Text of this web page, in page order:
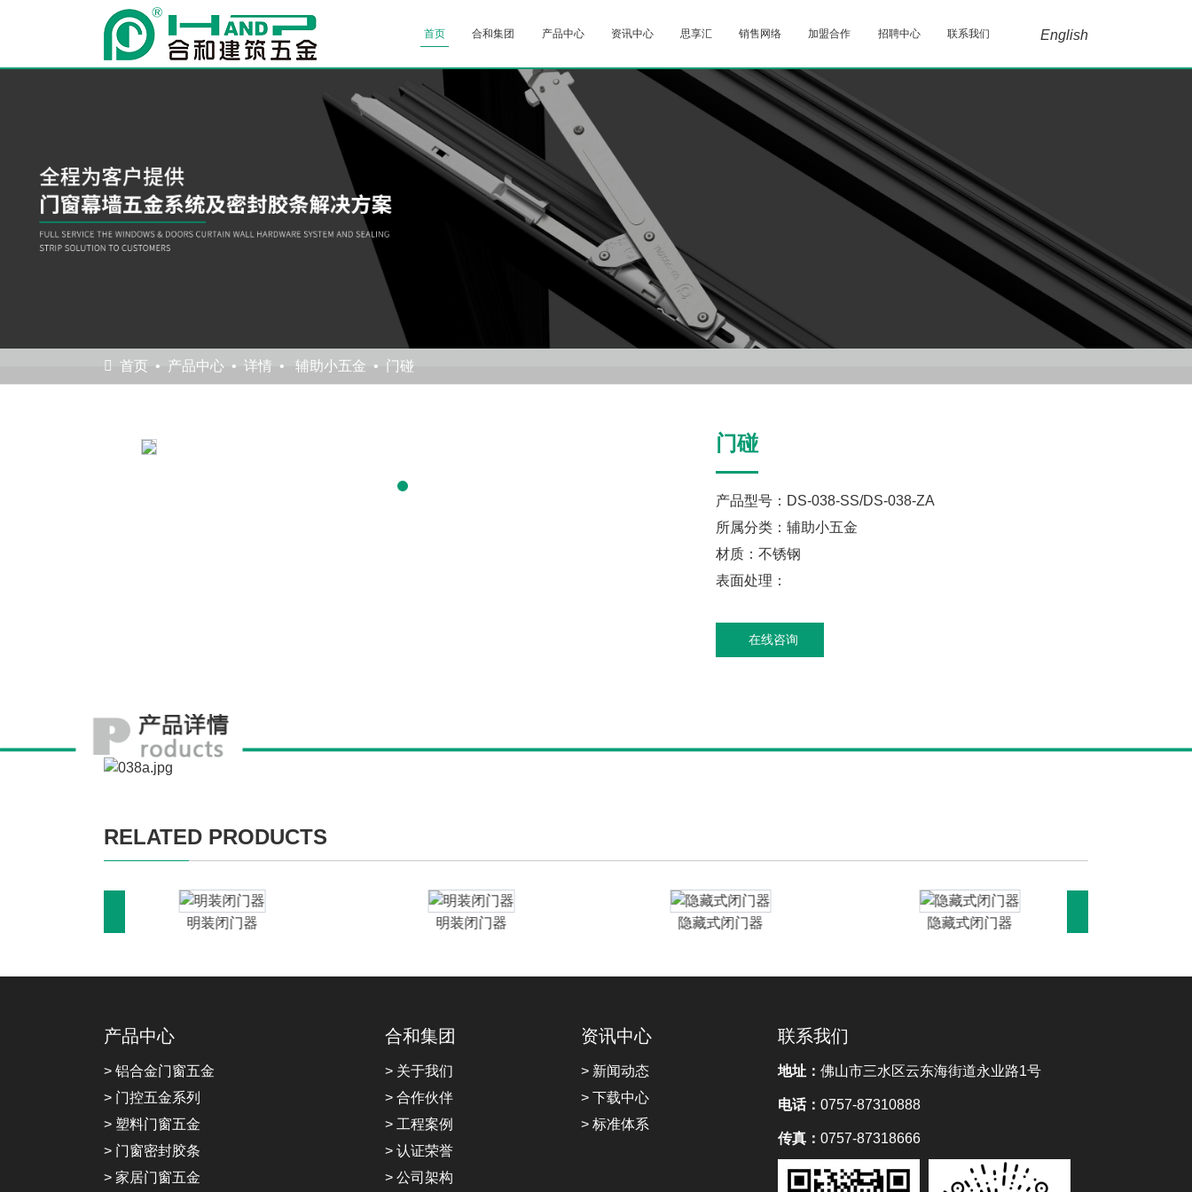
English
首页 合和集团 产品中心 资讯中心 思享汇 销售网络 加盟合作 招聘中心 联系我们
首页 产品中心 详情 辅助小五金 门碰
门碰
产品型号：DS-038-SS/DS-038-ZA
所属分类：辅助小五金
材质：不锈钢
表面处理：
在线咨询
RELATED PRODUCTS
明装闭门器 明装闭门器 隐藏式闭门器 隐藏式闭门器
产品中心
> 铝合金门窗五金
> 门控五金系列
> 塑料门窗五金
> 门窗密封胶条
> 家居门窗五金
合和集团
> 关于我们
> 合作伙伴
> 工程案例
> 认证荣誉
> 公司架构
资讯中心
> 新闻动态
> 下载中心
> 标准体系
联系我们
地址： 佛山市三水区云东海街道永业路1号
电话： 0757-87310888
传真： 0757-87318666